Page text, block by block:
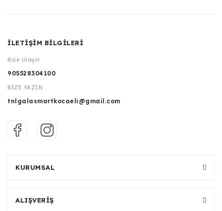
İLETİŞİM BİLGİLERİ
Bize Ulaşın
905528304100
BİZE YAZIN
tnlgalasmartkocaeli@gmail.com
KURUMSAL
ALIŞVERİŞ